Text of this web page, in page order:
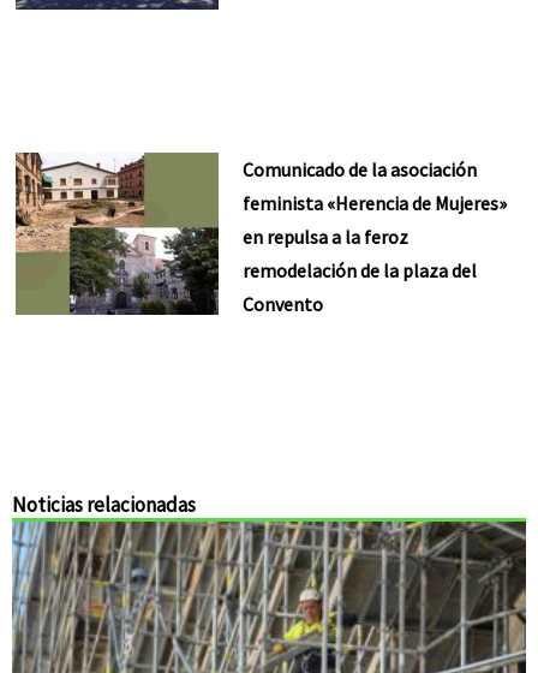
Comunicado de la asociación
feminista «Herencia de Mujeres»
en repulsa a la feroz
remodelación de la plaza del
Convento
Noticias relacionadas